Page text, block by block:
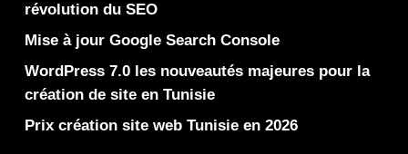
révolution du SEO
Mise à jour Google Search Console
WordPress 7.0 les nouveautés majeures pour la
création de site en Tunisie
Prix création site web Tunisie en 2026